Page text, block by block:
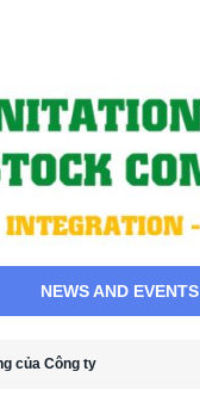
NEWS AND EVENTS
của Công ty